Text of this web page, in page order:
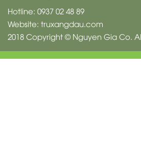
Hotline: 0937 02 48 89
Website: truxangdau.com
2018 Copyright © Nguyen Gia Co.